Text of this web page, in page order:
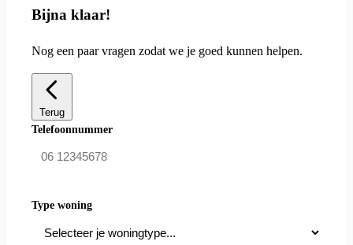
Bijna klaar!
Nog een paar vragen zodat we je goed kunnen helpen.
Terug
Telefoonnummer
Type woning